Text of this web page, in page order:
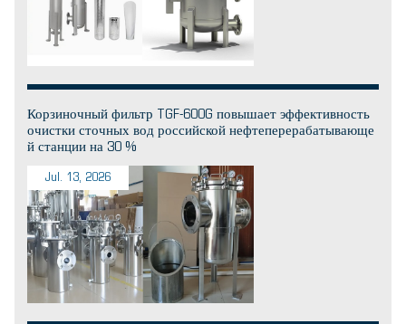
Корзиночный фильтр TGF-600G повышает эффективность
очистки сточных вод российской нефтеперерабатывающе
й станции на 30 %
Jul. 13, 2026